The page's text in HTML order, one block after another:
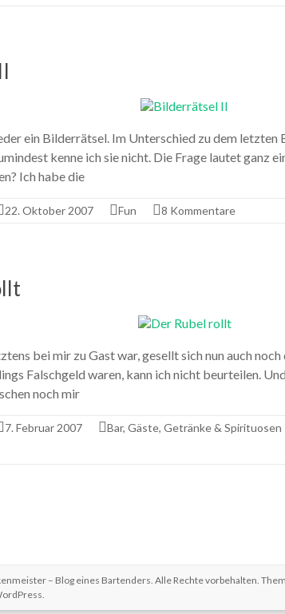
ein Bilderrätsel. Im Unterschied zu dem
kenne ich sie nicht. Die Frage lautet ganz
Ich habe die
22. Oktober 2007 Fun 8 Kommentare
bei mir zu Gast war, gesellt sich nun auch
Falschgeld waren, kann ich nicht beurteilen.
noch mir
7. Februar 2007 Bar, Gäste, Getränke & Spirituosen
– Blog eines Bartenders. Alle Rechte vorbehalten.
.